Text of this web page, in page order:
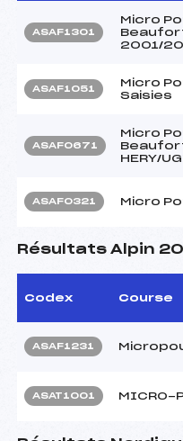
ASAF1301
Micro
2001/
ASAF1051
Micro
Saisies
ASAF0671
Micro
HERY/
ASAF0321 Micro
Résultats Alpin
Codex Course
ASAF1231
ASAT1001 MICRO-